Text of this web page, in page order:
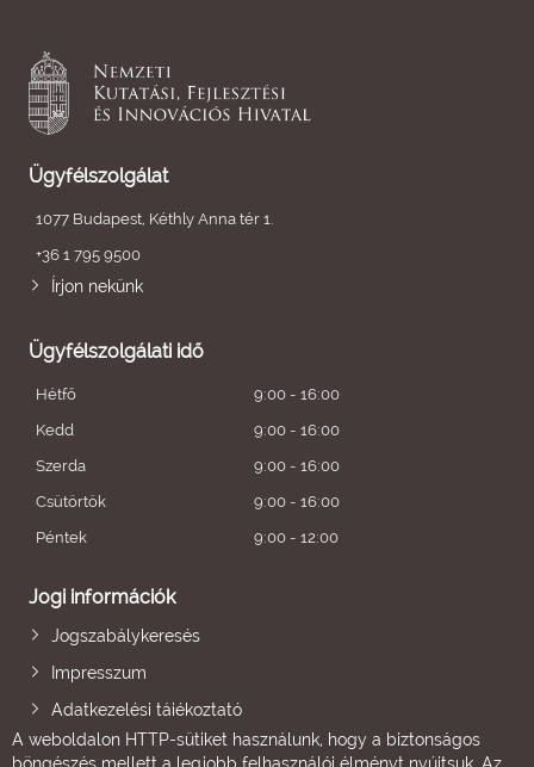
Ügyfélszolgálat
1077 Budapest, Kéthly Anna tér 1.
+36 1 795 9500
Írjon nekünk
Ügyfélszolgálati idő
Hétfő
9:00 - 16:00
Kedd
9:00 - 16:00
Szerda
9:00 - 16:00
Csütörtök
9:00 - 16:00
Péntek
9:00 - 12:00
Jogi információk
Jogszabálykeresés
Impresszum
Adatkezelési tájékoztató
A weboldalon HTTP-sütiket használunk, hogy a biztonságos